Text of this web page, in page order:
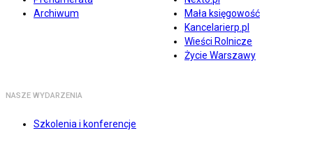
Archiwum
Mała księgowość
Kancelarierp.pl
Wieści Rolnicze
Życie Warszawy
NASZE WYDARZENIA
Szkolenia i konferencje